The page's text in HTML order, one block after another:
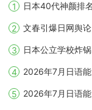
日本40代神颜排名！击败
文春引爆日网舆论，93%的
日本公立学校炸锅了！8.5
2026年7月日语能力
2026年7月日语能力